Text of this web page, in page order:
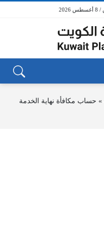
» حساب مكافأة نهاية الخدمة